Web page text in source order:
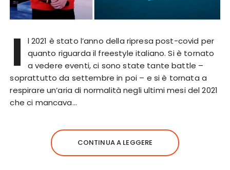
I
l 2021 è stato l’anno della ripresa post-covid per
quanto riguarda il freestyle italiano. Si è tornato
a vedere eventi, ci sono state tante battle –
soprattutto da settembre in poi – e si è tornata a
respirare un’aria di normalità negli ultimi mesi del 2021
che ci mancava…
CONTINUA A LEGGERE